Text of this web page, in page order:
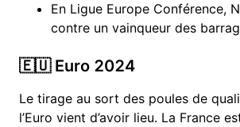
En Ligue Europe Conférence,
contre un vainqueur des
🇪🇺 Euro 2024
Le tirage au sort des poules de
l’Euro vient d’avoir lieu. La France